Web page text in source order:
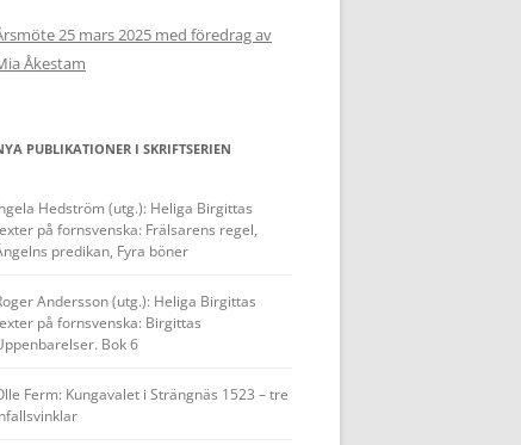
25 mars 2025 med föredrag av
Åkestam
PUBLIKATIONER I SKRIFTSERIEN
Hedström (utg.): Heliga Birgittas
på fornsvenska: Frälsarens regel,
predikan, Fyra böner
Andersson (utg.): Heliga Birgittas
på fornsvenska: Birgittas
Bok 6
Ferm: Kungavalet i Strängnäs 1523 – tre